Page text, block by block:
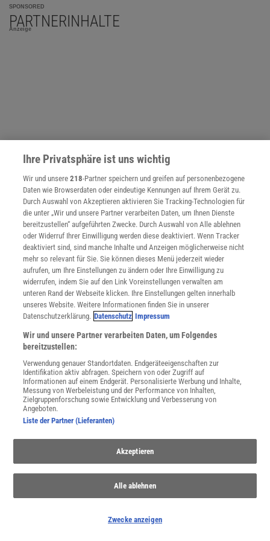
SPONSORED
PARTNERINHALTE
Anzeige
NACH OBEN
Für Sie im Spektrum-Shop und am Kiosk:
WEITERE NEUERSCHEINUNGEN SPEKTRUM SHOP
Spektrum.de-Newsletter abonnieren
JETZT ANMELDEN!
Sie können unsere Newsletter jederzeit wieder abbestellen. Infos zu unserem Umgang
mit Ihren personenbezogenen Daten finden Sie in unserer
Ihre Privatsphäre ist uns wichtig
Wir und unsere218-Partner speichern und greifen auf personenbezogene
Daten wie Browserdaten oder eindeutige Kennungen auf Ihrem Gerät zu.
Durch Auswahl von Akzeptieren aktivieren Sie Tracking-Technologien für
die unter „Wir und unsere Partner verarbeiten Daten, um Ihnen Dienste
bereitzustellen“ aufgeführten Zwecke. Durch Auswahl von Alle ablehnen
oder Widerruf Ihrer Einwilligung werden diese deaktiviert. Wenn Tracker
deaktiviert sind, sind manche Inhalte und Anzeigen möglicherweise nicht
mehr so relevant für Sie. Sie können dieses Menü jederzeit wieder
aufrufen, um Ihre Einstellungen zu ändern oder Ihre Einwilligung zu
widerrufen, indem Sie auf den Link Voreinstellungen verwalten am
unteren Rand der Webseite klicken. Ihre Einstellungen gelten innerhalb
unseres Website. Weitere Informationen finden Sie in unserer
Datenschutzerklärung. Datenschutz Impressum
Wir und unsere Partner verarbeiten Daten, um Folgendes
bereitzustellen:
Verwendung genauer Standortdaten. Endgeräteeigenschaften zur
Identifikation aktiv abfragen. Speichern von oder Zugriff auf
Informationen auf einem Endgerät. Personalisierte Werbung und Inhalte,
Messung von Werbeleistung und der Performance von Inhalten,
Zielgruppenforschung sowie Entwicklung und Verbesserung von
Angeboten.
Liste der Partner (Lieferanten)
Akzeptieren
Alle ablehnen
Zwecke anzeigen